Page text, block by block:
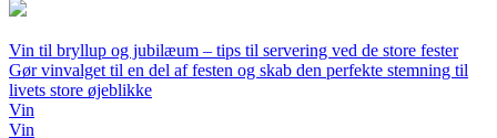
Vin til bryllup og jubilæum – tips til servering ved de store fester
Gør vinvalget til en del af festen og skab den perfekte stemning til
livets store øjeblikke
Vin
Vin